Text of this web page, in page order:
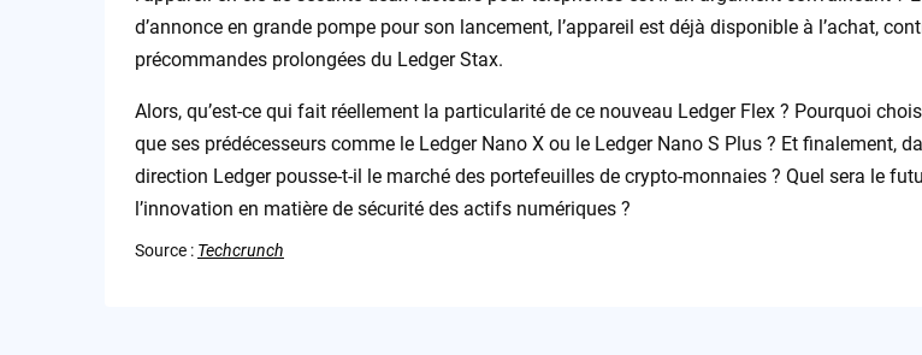
d’annonce en grande pompe pour son lancement, l’appareil est déjà disponible à l’achat,
précommandes prolongées du Ledger Stax.
Alors, qu’est-ce qui fait réellement la particularité de ce nouveau Ledger Flex ? Pourquoi
que ses prédécesseurs comme le Ledger Nano X ou le Ledger Nano S Plus ? Et finalement,
direction Ledger pousse-t-il le marché des portefeuilles de crypto-monnaies ? Quel sera le
l’innovation en matière de sécurité des actifs numériques ?
Source : Techcrunch